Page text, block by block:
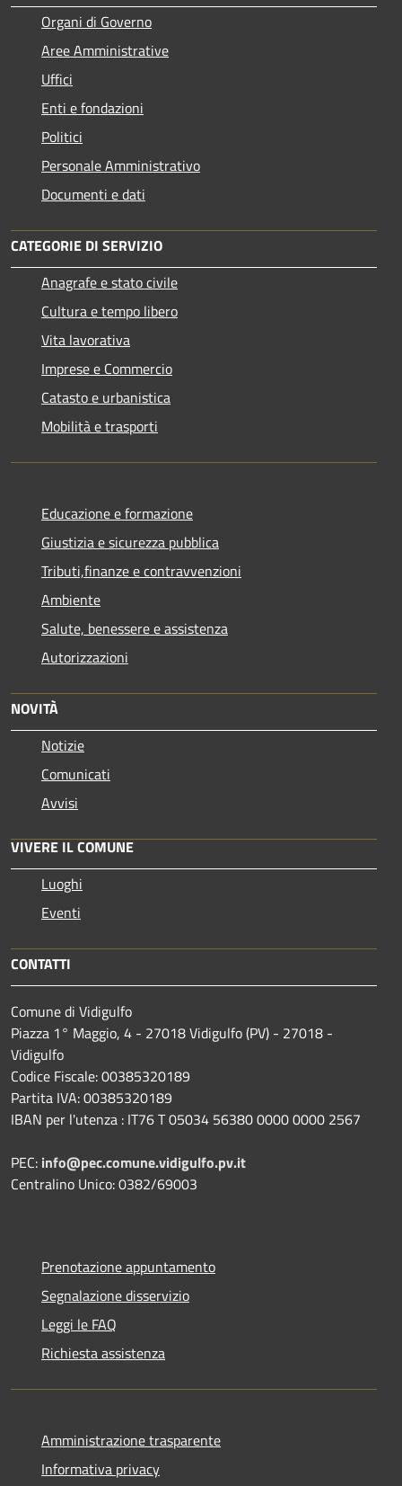
Organi di Governo
Aree Amministrative
Uffici
Enti e fondazioni
Politici
Personale Amministrativo
Documenti e dati
CATEGORIE DI SERVIZIO
Anagrafe e stato civile
Cultura e tempo libero
Vita lavorativa
Imprese e Commercio
Catasto e urbanistica
Mobilità e trasporti
Educazione e formazione
Giustizia e sicurezza pubblica
Tributi,finanze e contravvenzioni
Ambiente
Salute, benessere e assistenza
Autorizzazioni
NOVITÀ
Notizie
Comunicati
Avvisi
VIVERE IL COMUNE
Luoghi
Eventi
CONTATTI
Comune di Vidigulfo
Piazza 1° Maggio, 4 - 27018 Vidigulfo (PV) - 27018 -
Vidigulfo
Codice Fiscale: 00385320189
Partita IVA: 00385320189
IBAN per l'utenza : IT76 T 05034 56380 0000 0000 2567
PEC: info@pec.comune.vidigulfo.pv.it
Centralino Unico: 0382/69003
Prenotazione appuntamento
Segnalazione disservizio
Leggi le FAQ
Richiesta assistenza
Amministrazione trasparente
Informativa privacy